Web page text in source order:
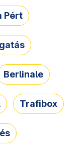
Pért
Berlinale
Trafibox